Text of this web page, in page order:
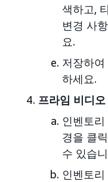
색하고,
변경 사
요.
저장하
하세요.
프라임 비디
인벤토
경을 클
수 있습
인벤토